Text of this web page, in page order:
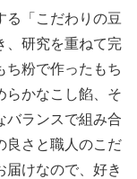
る「こだわりの豆
、研究を重ねて完
ち粉で作ったもち
らかなこし餡、そ
バランスで組み合
良さと職人のこだ
届けなので、好き